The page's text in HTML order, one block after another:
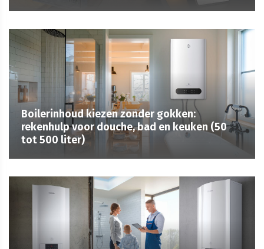
Boilerinhoud kiezen zonder gokken:
rekenhulp voor douche, bad en keuken (50
tot 500 liter)